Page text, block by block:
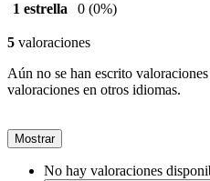
1 estrella
0 (0%)
5 valoraciones
Aún no se han escrito
valoraciones en otros idiomas.
Mostrar
No hay valoraciones